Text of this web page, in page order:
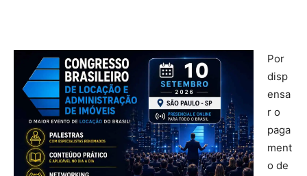
Por
disp
ensa
r o
paga
ment
o de